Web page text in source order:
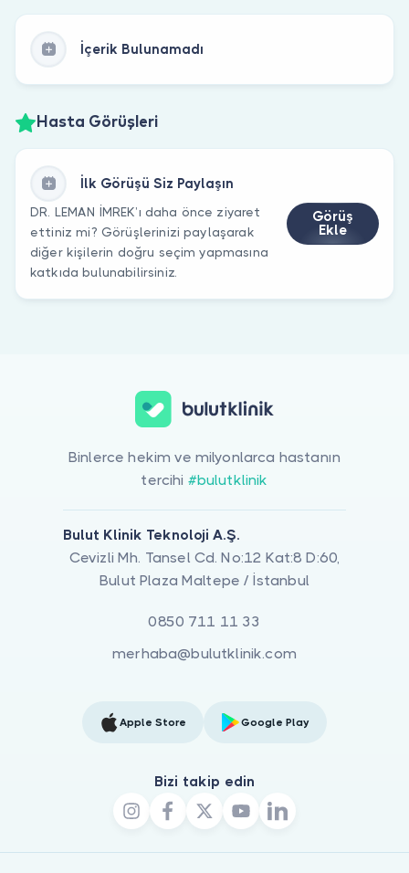
İçerik Bulunamadı
Hasta Görüşleri
İlk Görüşü Siz Paylaşın
DR. LEMAN İMREK’ı daha önce ziyaret
ettiniz mi? Görüşlerinizi paylaşarak
diğer kişilerin doğru seçim yapmasına
katkıda bulunabilirsiniz.
Görüş
Ekle
Binlerce hekim ve milyonlarca hastanın
tercihi #bulutklinik
Bulut Klinik Teknoloji A.Ş.
Cevizli Mh. Tansel Cd. No:12 Kat:8 D:60,
Bulut Plaza Maltepe / İstanbul
0850 711 11 33
merhaba@bulutklinik.com
Apple Store Google Play
Bizi takip edin